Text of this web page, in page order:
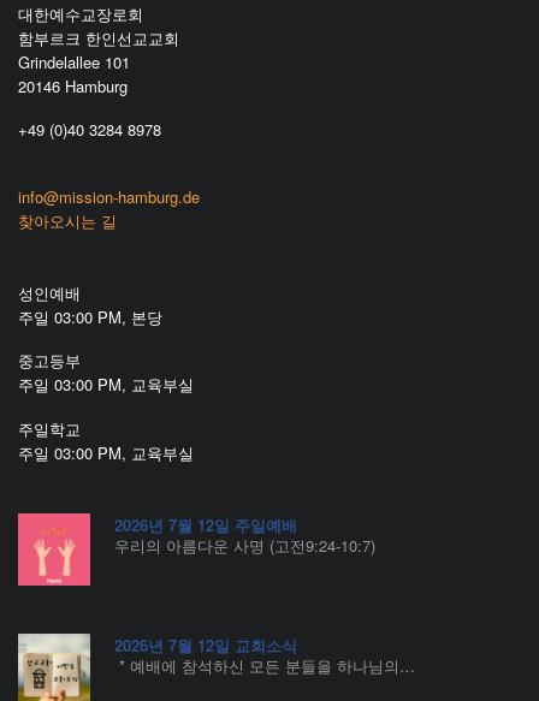
대한예수교장로회
함부르크 한인선교교회
Grindelallee 101
20146 Hamburg
+49 (0)40 3284 8978
info@mission-hamburg.de
찾아오시는 길
성인예배
주일 03:00 PM, 본당
중고등부
주일 03:00 PM, 교육부실
주일학교
주일 03:00 PM, 교육부실
2026년 7월 12일 주일예배
우리의 아름다운 사명 (고전9:24-10:7)
2026년 7월 12일 교회소식
* 예배에 참석하신 모든 분들을 하나님의…